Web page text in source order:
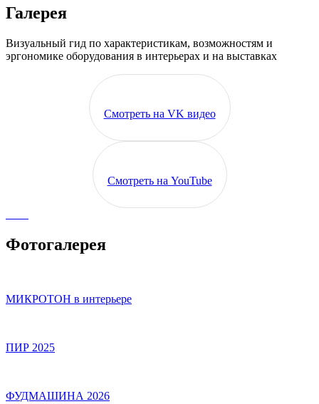
Галерея
Визуальный гид по характеристикам, возможностям и
эргономике оборудования в интерьерах и на выставках
Смотреть на VK видео
Смотреть на YouTube
Фотогалерея
МИКРОТОН в интерьере
ПИР 2025
ФУДМАШИНА 2026